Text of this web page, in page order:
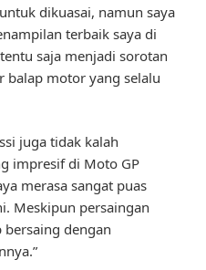
dikuasai, namun saya
terbaik saya di
saja menjadi sorotan
balap motor yang selalu
juga tidak kalah
impresif di Moto GP
merasa sangat puas
Meskipun persaingan
bersaing dengan